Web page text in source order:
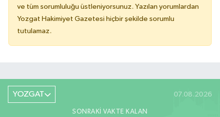
ve tüm sorumluluğu üstleniyorsunuz. Yazılan yorumlardan
Yozgat Hakimiyet Gazetesi hiçbir şekilde sorumlu
tutulamaz.
YOZGAT 07.08.2026
SONRAKI VAKTE KALAN